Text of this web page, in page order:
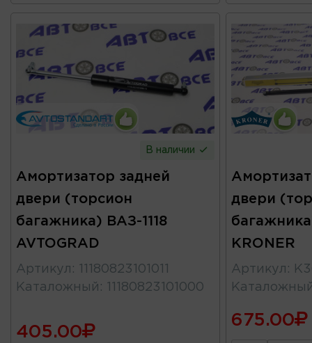
В наличии
Амортизатор задней
двери (торсион
багажника) ВАЗ-1118
AVTOGRAD
Артикул :
11180823101011
Каталожный : 11180823101000
405.00
двери
KRONER
Артикул :
675.00